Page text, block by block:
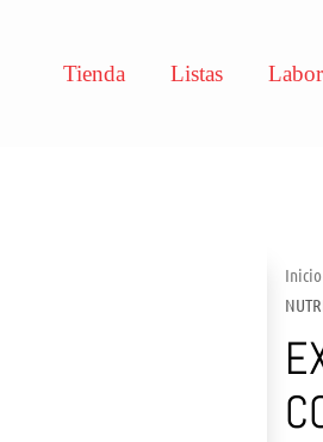
Tienda Listas
Inicio